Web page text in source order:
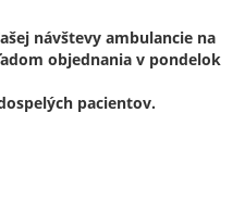
návštevy ambulancie na
objednania v pondelok
pacientov.